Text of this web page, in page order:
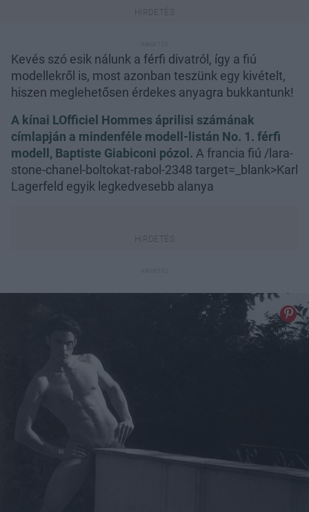
Kevés szó esik nálunk a férfi divatról, így a fiú
modellekről is, most azonban teszünk egy kivételt,
hiszen meglehetősen érdekes anyagra bukkantunk!
A kínai LOfficiel Hommes áprilisi számának
címlapján a mindenféle modell-listán No. 1. férfi
modell, Baptiste Giabiconi pózol. A francia fiú /lara-
stone-chanel-boltokat-rabol-2348 target=_blank>Karl
Lagerfeld egyik legkedvesebb alanya